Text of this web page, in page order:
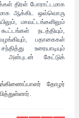
திரள் போராட்டமாக
ஆக்கிட ஒவ்வொரு
மாவட்டங்களிலும்
நடத்தியும்,
பதாகைகள்
உரையாடியும்
அன்புடன் கேட்டுக்
தோழர்